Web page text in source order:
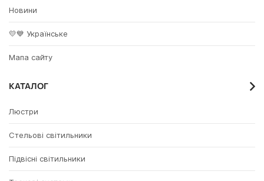
Новини
💛💙 Українське
Мапа сайту
КАТАЛОГ
Люстри
Стельові світильники
Підвісні світильники